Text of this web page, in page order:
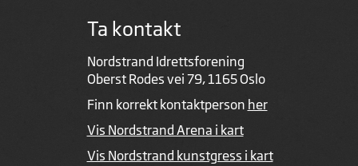
Ta kontakt
Nordstrand Idrettsforening
Oberst Rodes vei 79, 1165 Oslo
Finn korrekt kontaktperson her
Vis Nordstrand Arena i kart
Vis Nordstrand kunstgress i kart